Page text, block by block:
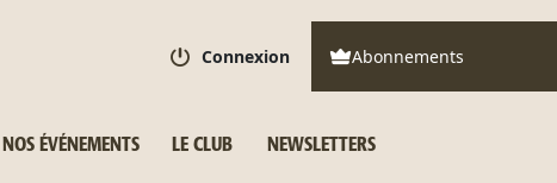
Connexion Abonnements
NOS ÉVÉNEMENTS LE CLUB NEWSLETTERS